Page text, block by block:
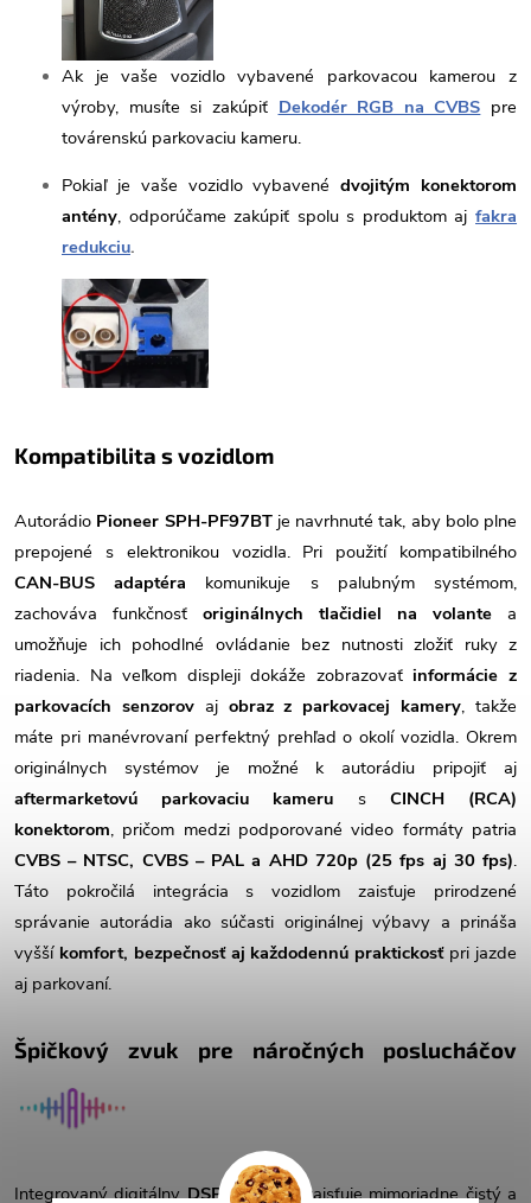
Ak je vaše vozidlo vybavené parkovacou kamerou z
výroby, musíte si zakúpiť Dekodér RGB na CVBS pre
továrenskú parkovaciu kameru.
Pokiaľ je vaše vozidlo vybavenédvojitým konektorom
antény, odporúčame zakúpiť spolu s produktom aj fakra
redukciu.
Kompatibilita s vozidlom
Autorádio Pioneer SPH-PF97BTje navrhnuté tak, aby bolo plne
prepojené s elektronikou vozidla. Pri použití kompatibilného
CAN-BUS adaptéra komunikuje s palubným systémom,
zachováva funkčnosť originálnych tlačidiel na volante a
umožňuje ich pohodlné ovládanie bez nutnosti zložiť ruky z
riadenia. Na veľkom displeji dokáže zobrazovaťinformácie z
parkovacích senzorovaj obraz z parkovacej kamery, takže
máte pri manévrovaní perfektný prehľad o okolí vozidla. Okrem
originálnych systémov je možné k autorádiu pripojiť aj
aftermarketovú parkovaciu kameru s CINCH (RCA)
konektorom, pričom medzi podporované video formáty patria
CVBS – NTSC, CVBS – PAL a AHD 720p (25 fps aj 30 fps).
Táto pokročilá integrácia s vozidlom zaisťuje prirodzené
správanie autorádia ako súčasti originálnej výbavy a prináša
vyšší komfort, bezpečnosť aj každodennú praktickosťpri jazde
aj parkovaní.
Špičkový zvuk pre náročných poslucháčov
Integrovaný digitálnyDSP procesorzaisťuje mimoriadne čistý a